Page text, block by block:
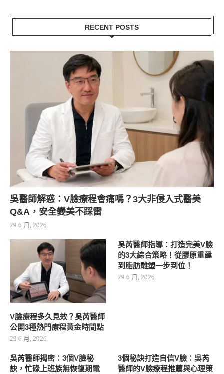
RECENT POSTS
吳醫師解惑：V臉療程會痛嗎？3大非侵入式醫美
Q&A，安全變美不踩雷
29 6 月, 2026
V臉療程多久見效？吳芮醫師
公開3種熱門療程黃金時間點
29 6 月, 2026
吳芮醫師指導：打造完美V臉
的3大綜合策略！從膠原重建
到脂肪雕塑一步到位！
29 6 月, 2026
吳芮醫師揭密：3個V臉秘
訣，忙碌上班族無恢復期電
3個秘訣打造自信V臉：吳芮
醫師的V臉療程推薦與心理策